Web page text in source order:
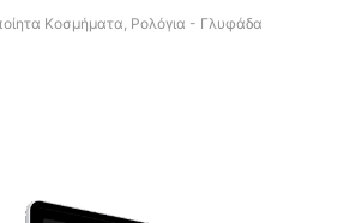
Κοσμήματα, Ρολόγια - Γλυφάδα